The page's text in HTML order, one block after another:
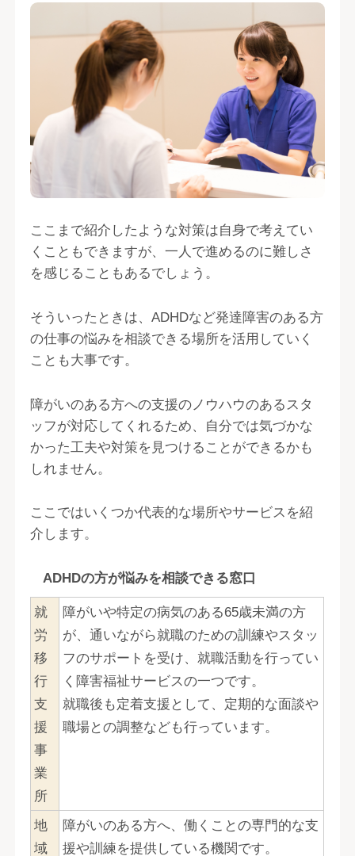
ここまで紹介したような対策は自身で考えてい
くこともできますが、一人で進めるのに難しさ
を感じることもあるでしょう。
そういったときは、ADHDなど発達障害のある方
の仕事の悩みを相談できる場所を活用していく
ことも大事です。
障がいのある方への支援のノウハウのあるスタ
ッフが対応してくれるため、自分では気づかな
かった工夫や対策を見つけることができるかも
しれません。
ここではいくつか代表的な場所やサービスを紹
介します。
ADHDの方が悩みを相談できる窓口
就
労
移
行
支
援
事
業
所
障がいや特定の病気のある65歳未満の方
が、通いながら就職のための訓練やスタッ
フのサポートを受け、就職活動を行ってい
く障害福祉サービスの一つです。
就職後も定着支援として、定期的な面談や
職場との調整なども行っています。
地
域
障がいのある方へ、働くことの専門的な支
援や訓練を提供している機関です。